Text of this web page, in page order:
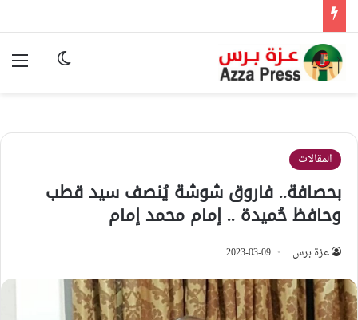
الوضع
المقالات
بحصافة.. فاروق شوشة يُنصف سيد قطب
وحافظ حُميدة .. إمام محمد إمام
عزة برس 2023-03-09